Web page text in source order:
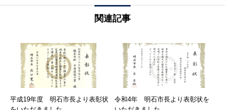
関連記事
平成19年度 明石市長より表彰状
令和4年 明石市長より表彰状を